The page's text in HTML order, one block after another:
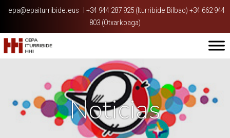
epa@epaiturribide.eus I +34 944 287 925 (Iturribide Bilbao) +34 662 944
803 (Otxarkoaga)
Noticias